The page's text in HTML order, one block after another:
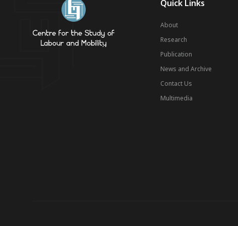
Quick Links
About
Research
Publication
News and Archive
Contact Us
Multimedia